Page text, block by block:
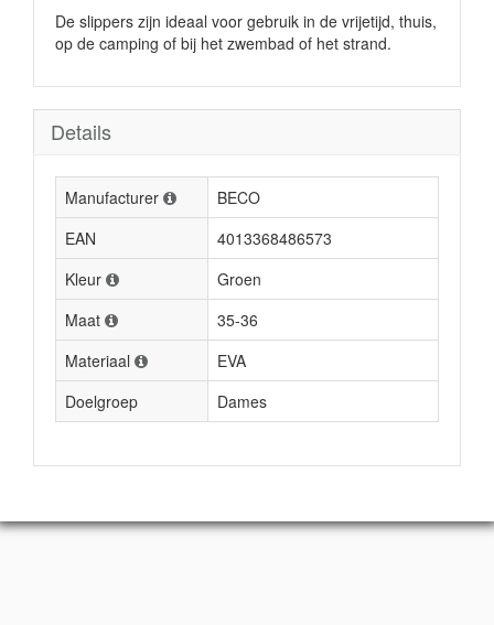
De slippers zijn ideaal voor gebruik in de vrijetijd, thuis,
op de camping of bij het zwembad of het strand.
Details
Manufacturer
BECO
EAN
4013368486573
Kleur
Groen
Maat
35-36
Materiaal
EVA
Doelgroep
Dames